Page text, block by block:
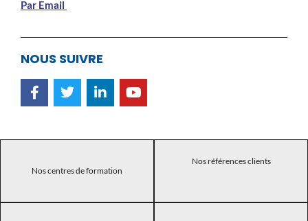
Par Email
NOUS SUIVRE
Nos centres de formation
Nos références clients